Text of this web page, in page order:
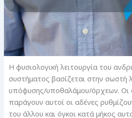
Η φυσιολογική λειτουργία του
συστήματος βασίζεται στην σωστή
υπόφυσης/υποθαλάμου/όρχεων. Οι
παράγουν αυτοί οι αδένες
του άλλου και όγκοι κατά μήκος